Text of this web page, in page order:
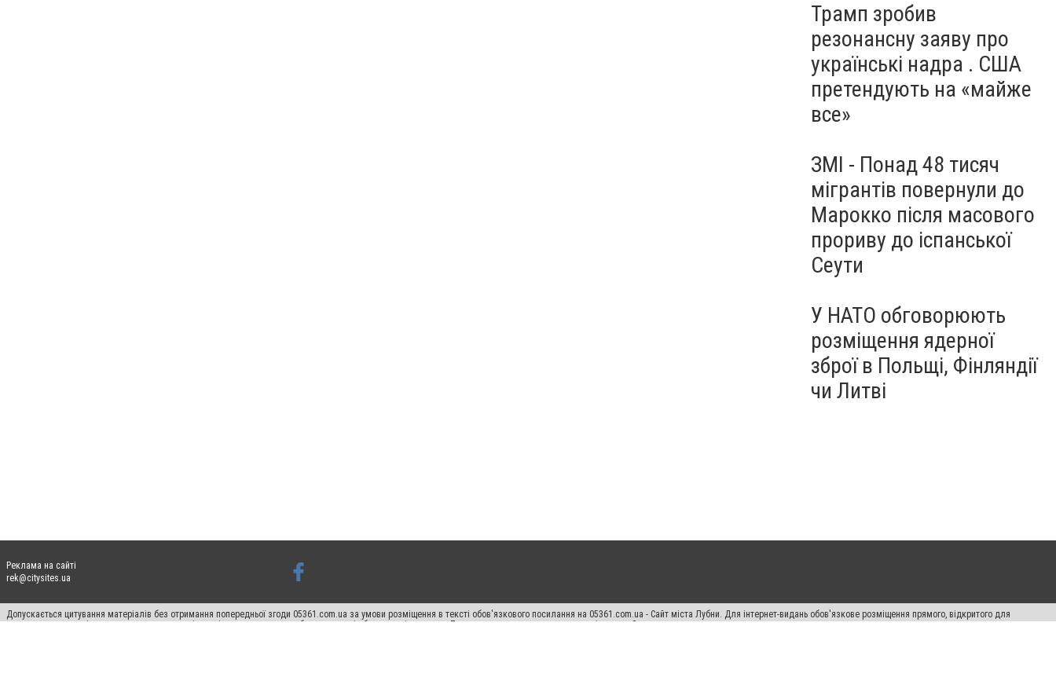
Трамп зробив
резонансну заяву про
українські надра . США
претендують на «майже
все»
ЗМІ - Понад 48 тисяч
мігрантів повернули до
Марокко після масового
прориву до іспанської
Сеути
У НАТО обговорюють
розміщення ядерної
зброї в Польщі, Фінляндії
чи Литві
Реклама на сайті
rek@citysites.ua
Допускається цитування матеріалів без отримання попередньої згоди 05361.com.ua за умови розміщення в тексті обов'язкового посилання на 05361.com.ua - Сайт міста Лубни. Для інтернет-видань обов'язкове розміщення прямого, відкритого для
пошукових систем гіперпосилання на цитовані статті не нижче другого абзацу в тексті або в якості джерела. Порушення виняткових прав переслідується Законом.